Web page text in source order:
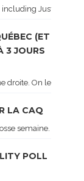
Justin
(ET
3 JOURS
droite. On le sait
LA CAQ
semaine. Voici
POLL